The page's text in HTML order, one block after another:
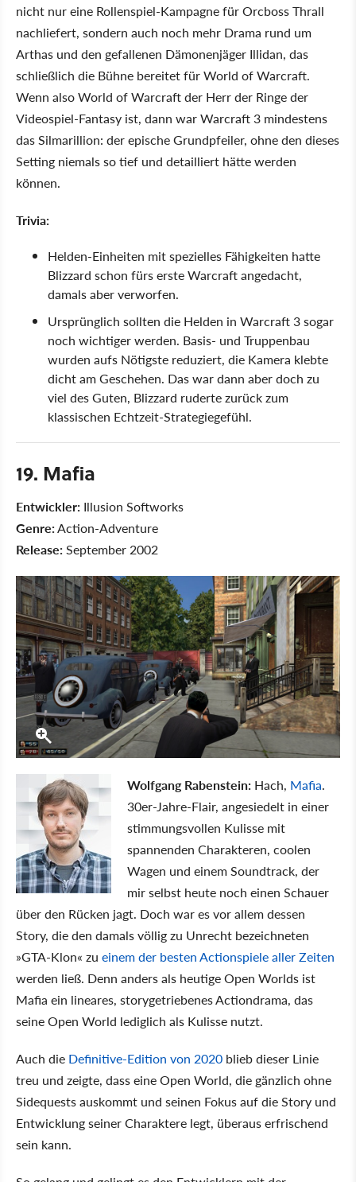
nicht nur eine Rollenspiel-Kampagne für Orcboss Thrall
nachliefert, sondern auch noch mehr Drama rund um
Arthas und den gefallenen Dämonenjäger Illidan, das
schließlich die Bühne bereitet für World of Warcraft.
Wenn also World of Warcraft der Herr der Ringe der
Videospiel-Fantasy ist, dann war Warcraft 3 mindestens
das Silmarillion: der epische Grundpfeiler, ohne den dieses
Setting niemals so tief und detailliert hätte werden
können.
Trivia:
Helden-Einheiten mit spezielles Fähigkeiten hatte
Blizzard schon fürs erste Warcraft angedacht,
damals aber verworfen.
Ursprünglich sollten die Helden in Warcraft 3 sogar
noch wichtiger werden. Basis- und Truppenbau
wurden aufs Nötigste reduziert, die Kamera klebte
dicht am Geschehen. Das war dann aber doch zu
viel des Guten, Blizzard ruderte zurück zum
klassischen Echtzeit-Strategiegefühl.
19. Mafia
Entwickler: Illusion Softworks
Genre:Action-Adventure
Release:September 2002
Wolfgang Rabenstein: Hach, Mafia.
30er-Jahre-Flair, angesiedelt in einer
stimmungsvollen Kulisse mit
spannenden Charakteren, coolen
Wagen und einem Soundtrack, der
mir selbst heute noch einen Schauer
über den Rücken jagt. Doch war es vor allem dessen
Story, die den damals völlig zu Unrecht bezeichneten
»GTA-Klon« zu einem der besten Actionspiele aller Zeiten
werden ließ. Denn anders als heutige Open Worlds ist
Mafia ein lineares, storygetriebenes Actiondrama, das
seine Open World lediglich als Kulisse nutzt.
Auch die Definitive-Edition von 2020 blieb dieser Linie
treu und zeigte, dass eine Open World, die gänzlich ohne
Sidequests auskommt und seinen Fokus auf die Story und
Entwicklung seiner Charaktere legt, überaus erfrischend
sein kann.